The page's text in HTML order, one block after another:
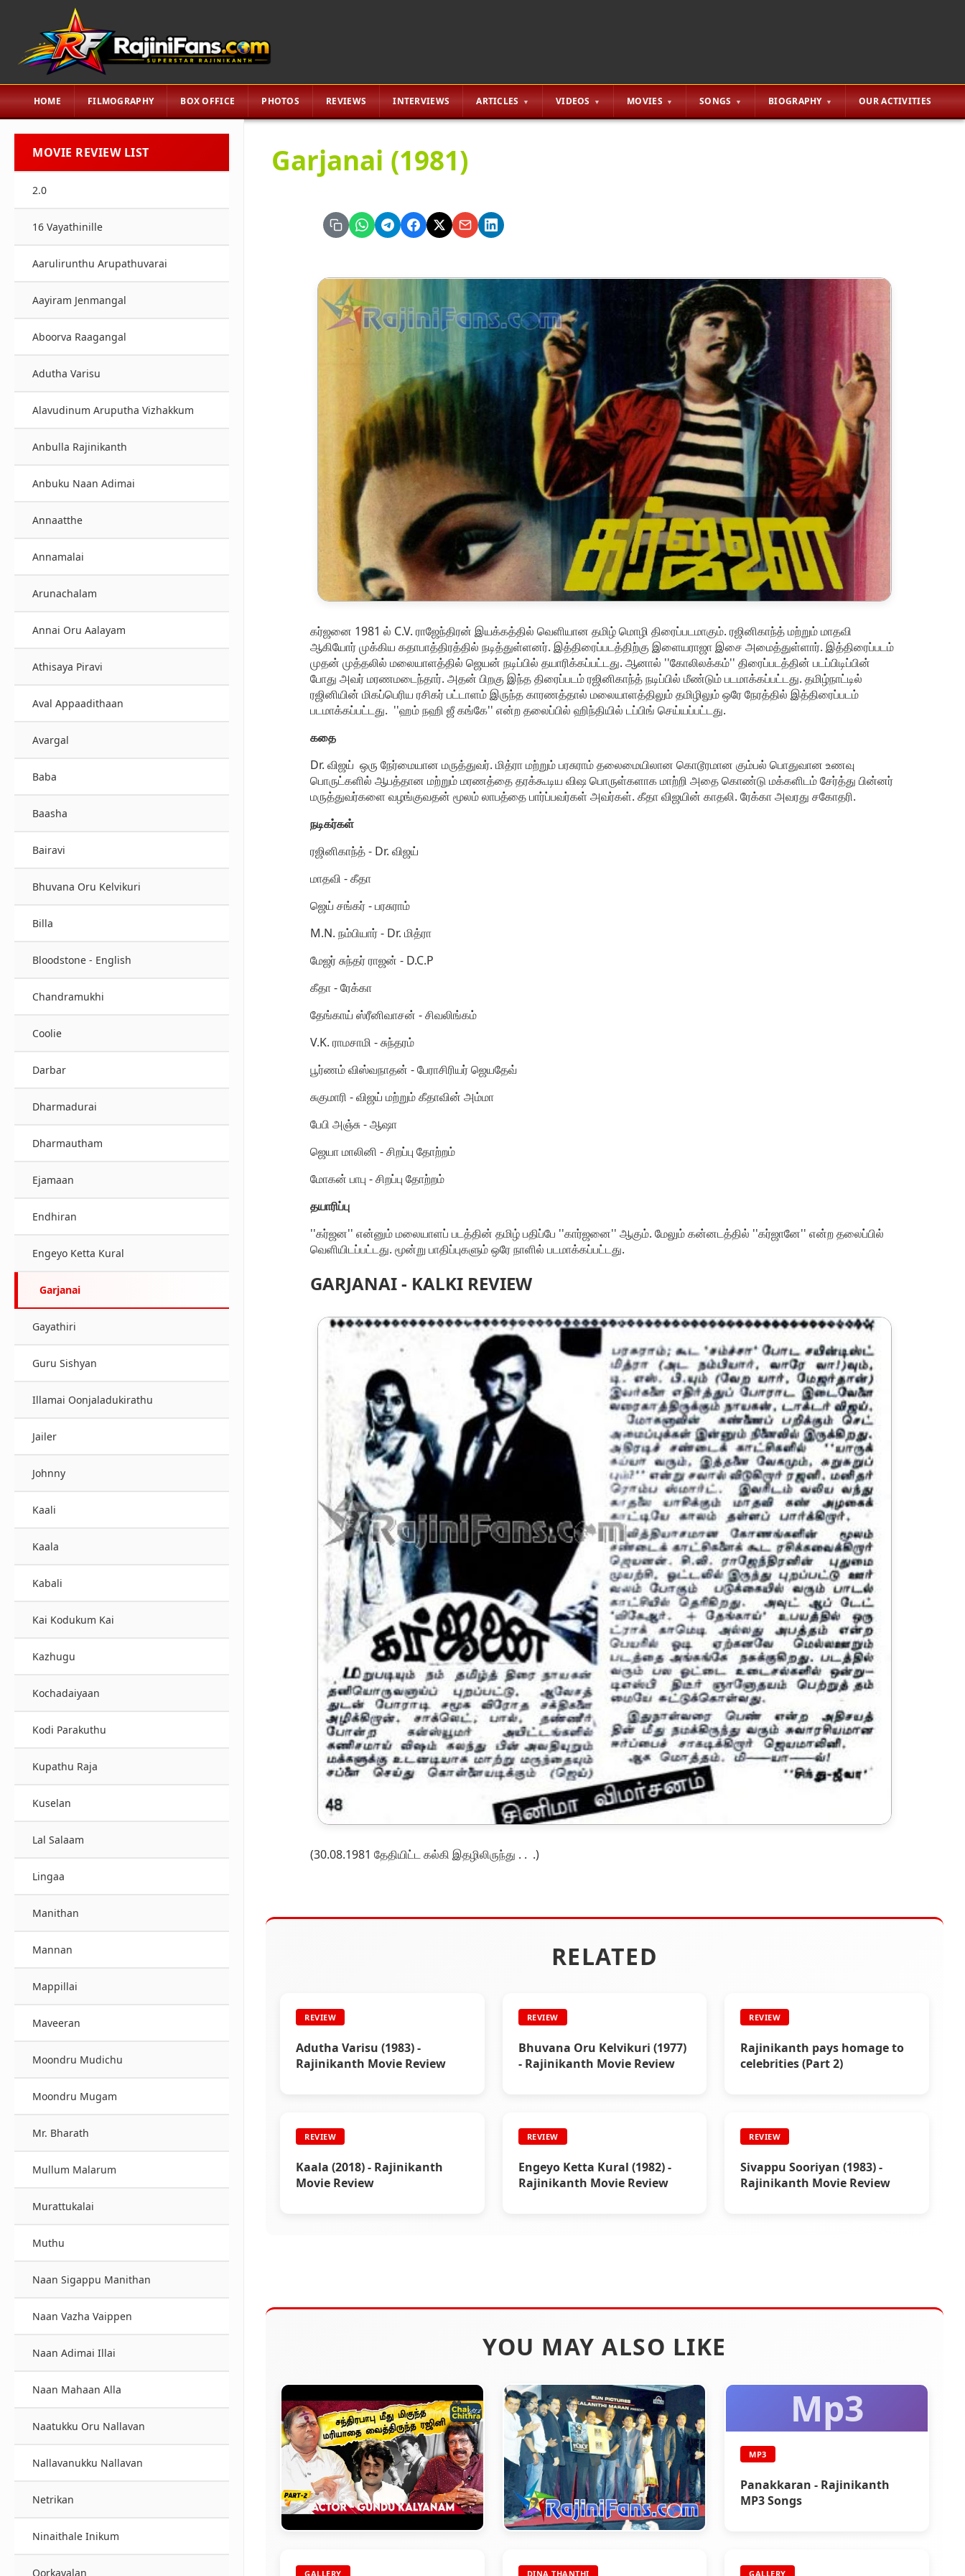
HOME FILMOGRAPHY BOX OFFICE PHOTOS REVIEWS INTERVIEWS ARTICLES VIDEOS MOVIES SONGS BIOGRAPHY OUR ACTIVITIES
MOVIE REVIEW LIST
2.0
16 Vayathinille
Aarulirunthu Arupathuvarai
Aayiram Jenmangal
Aboorva Raagangal
Adutha Varisu
Alavudinum Aruputha Vizhakkum
Anbulla Rajinikanth
Anbuku Naan Adimai
Annaatthe
Annamalai
Arunachalam
Annai Oru Aalayam
Athisaya Piravi
Aval Appaadithaan
Avargal
Baba
Baasha
Bairavi
Bhuvana Oru Kelvikuri
Billa
Bloodstone - English
Chandramukhi
Coolie
Darbar
Dharmadurai
Dharmautham
Ejamaan
Endhiran
Engeyo Ketta Kural
Garjanai
Gayathiri
Guru Sishyan
Illamai Oonjaladukirathu
Jailer
Johnny
Kaali
Kaala
Kabali
Kai Kodukum Kai
Kazhugu
Kochadaiyaan
Kodi Parakuthu
Kupathu Raja
Kuselan
Lal Salaam
Lingaa
Manithan
Mannan
Mappillai
Maveeran
Moondru Mudichu
Moondru Mugam
Mr. Bharath
Mullum Malarum
Murattukalai
Muthu
Naan Sigappu Manithan
Naan Vazha Vaippen
Naan Adimai Illai
Naan Mahaan Alla
Naatukku Oru Nallavan
Nallavanukku Nallavan
Netrikan
Ninaithale Inikum
Oorkavalan
Garjanai (1981)
கர்ஜனை 1981 ல் C.V. ராஜேந்திரன் இயக்கத்தில் வெளியான தமிழ் மொழி திரைப்படமாகும். ரஜினிகாந்த் மற்றும் மாதவி
ஆகியோர் முக்கிய கதாபாத்திரத்தில் நடித்துள்ளனர். இத்திரைப்படத்திற்கு இளையராஜா இசை அமைத்துள்ளார். இத்திரைப்படம்
முதன் முத்தலில் மலையாளத்தில் ஜெயன் நடிப்பில் தயாரிக்கப்பட்டது. ஆனால் ''கோலிலக்கம்'' திரைப்படத்தின் படப்பிடிப்பின்
போது அவர் மரணமடைந்தார். அதன் பிறகு இந்த திரைப்படம் ரஜினிகாந்த் நடிப்பில் மீண்டும் படமாக்கப்பட்டது. தமிழ்நாட்டில்
ரஜினியின் மிகப்பெரிய ரசிகர் பட்டாளம் இருந்த காரணத்தால் மலையாளத்திலும் தமிழிலும் ஒரே நேரத்தில் இத்திரைப்படம்
படமாக்கப்பட்டது. ''ஹம் நஹி ஜீ கங்கே'' என்ற தலைப்பில் ஹிந்தியில் டப்பிங் செய்யப்பட்டது.
கதை
Dr. விஜய் ஒரு நேர்மையான மருத்துவர். மித்ரா மற்றும் பரசுராம் தலைமையிலான கொடூரமான கும்பல் பொதுவான உணவு
பொருட்களில் ஆபத்தான மற்றும் மரணத்தை தரக்கூடிய விஷ பொருள்களாக மாற்றி அதை கொண்டு மக்களிடம் சேர்த்து பின்னர்
மருத்துவர்களை வழங்குவதன் மூலம் லாபத்தை பார்ப்பவர்கள் அவர்கள். கீதா விஜயின் காதலி. ரேக்கா அவரது சகோதரி.
நடிகர்கள்
ரஜினிகாந்த் - Dr. விஜய்
மாதவி - கீதா
ஜெய் சங்கர் - பரசுராம்
M.N. நம்பியார் - Dr. மித்ரா
மேஜர் சுந்தர் ராஜன் - D.C.P
கீதா - ரேக்கா
தேங்காய் ஸ்ரீனிவாசன் - சிவலிங்கம்
V.K. ராமசாமி - சுந்தரம்
பூர்ணம் விஸ்வநாதன் - பேராசிரியர் ஜெயதேவ்
சுகுமாரி - விஜய் மற்றும் கீதாவின் அம்மா
பேபி அஞ்சு - ஆஷா
ஜெயா மாலினி - சிறப்பு தோற்றம்
மோகன் பாபு - சிறப்பு தோற்றம்
தயாரிப்பு
''கர்ஜன'' என்னும் மலையாளப் படத்தின் தமிழ் பதிப்பே ''கார்ஜனை'' ஆகும். மேலும் கன்னடத்தில் ''கர்ஜானே'' என்ற தலைப்பில்
வெளியிடப்பட்டது. மூன்று பாதிப்புகளும் ஒரே நாளில் படமாக்கப்பட்டது.
GARJANAI - KALKI REVIEW
(30.08.1981 தேதியிட்ட கல்கி இதழிலிருந்து . . .)
RELATED
REVIEW
Adutha Varisu (1983) -
Rajinikanth Movie Review
REVIEW
Bhuvana Oru Kelvikuri (1977)
- Rajinikanth Movie Review
REVIEW
Rajinikanth pays homage to
celebrities (Part 2)
REVIEW
Kaala (2018) - Rajinikanth
Movie Review
REVIEW
Engeyo Ketta Kural (1982) -
Rajinikanth Movie Review
REVIEW
Sivappu Sooriyan (1983) -
Rajinikanth Movie Review
YOU MAY ALSO LIKE
Mp3
MP3
Panakkaran - Rajinikanth
MP3 Songs
GALLERY DINA THANTHI GALLERY